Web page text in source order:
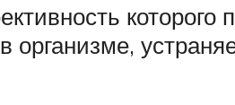
организме,